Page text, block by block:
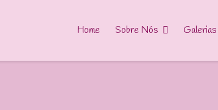
Home Sobre Nós Galerias